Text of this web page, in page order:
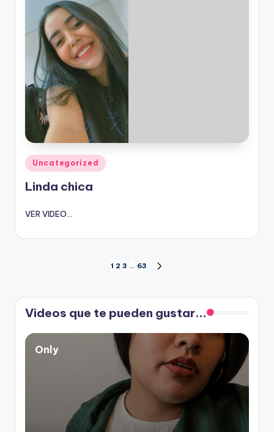
Publicado
en
Uncategorized
Linda chica
VER VIDEO...
Paginación
de
entradas
1 2 3 … 63
Videos que te pueden gustar...
Only